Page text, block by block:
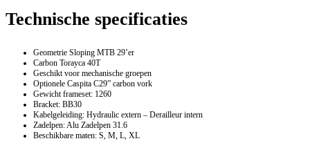
Technische specificaties
Geometrie Sloping MTB 29’er
Carbon Torayca 40T
Geschikt voor mechanische groepen
Optionele Caspita C29” carbon vork
Gewicht frameset: 1260
Bracket: BB30
Kabelgeleiding: Hydraulic extern – Derailleur intern
Zadelpen: Alu Zadelpen 31.6
Beschikbare maten: S, M, L, XL